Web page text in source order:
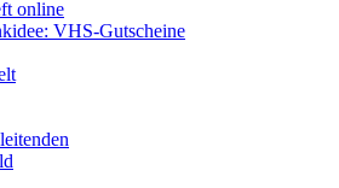
online
VHS-Gutscheine